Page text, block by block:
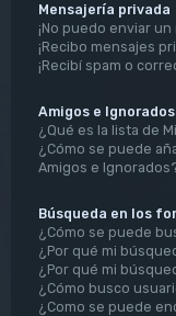
Mensajería privada
¡No puedo enviar
¡Recibo mensajes
¡Recibí spam o
Amigos e Ignorados
¿Qué es la lista de
¿Cómo se puede
Amigos e
Búsqueda en los
¿Cómo se puede
¿Por qué mi
¿Por qué mi
¿Cómo busco
¿Como se puede